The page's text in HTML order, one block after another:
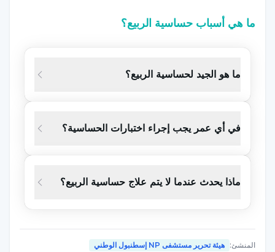
ما هي أسباب حساسية الربيع؟
الحساسية هي اضطراب شائع جداً. فالاستعداد الوراثي
والعوامل البيئية فعالة جداً في حدوثها. يقوم
الجهاز المناعي
البكتيريا والفيروسات. ومع ذلك، إذا بدأ الجهاز المناعي في
التفاعل بشكل مكثف مع المواد التي لا تسبب الأذى عادة،
التهاب الأنف التحسسي هي كما يلي;
العرق الأسود
ما هو الجيد لحساسية الربيع؟
في أي عمر يجب إجراء اختبارات الحساسية؟
ماذا يحدث عندما لا يتم علاج حساسية الربيع؟
المنشئ: هيئة تحرير مستشفى NP إسطنبول الوطني